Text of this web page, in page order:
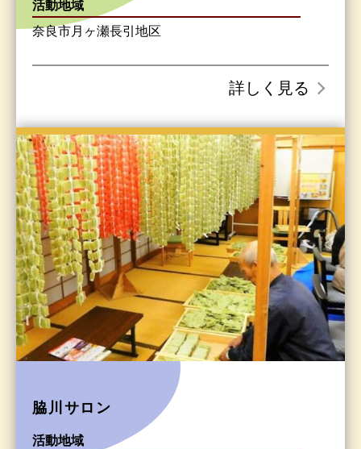
活動地域
奈良市月ヶ瀬長引地区
詳しく見る
脇川サロン
活動地域